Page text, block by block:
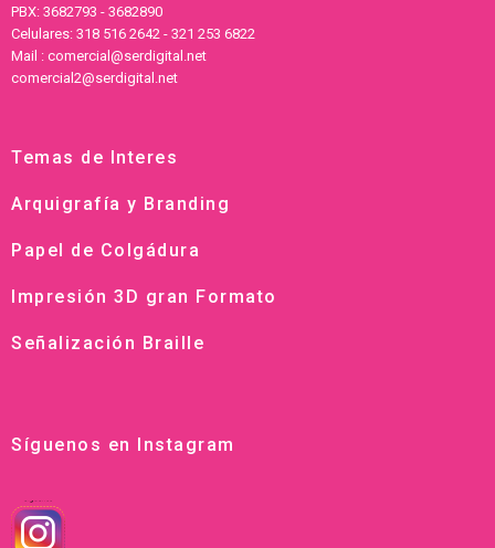
PBX: 3682793 - 3682890
Celulares: 318 516 2642 - 321 253 6822
Mail : comercial@serdigital.net
comercial2@serdigital.net
Temas de Interes
Arquigrafía y Branding
Papel de Colgádura
Impresión 3D gran Formato
Señalización Braille
Síguenos en Instagram